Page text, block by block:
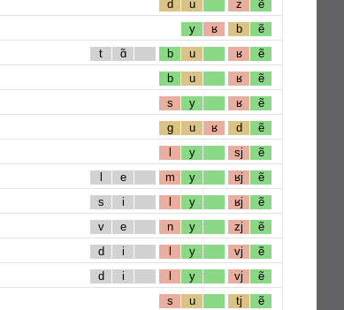
d u z ẽ
y ʁ b ẽ
t ɑ̃ b u ʁ ẽ
b u ʁ ẽ
s y ʁ ẽ
g u ʁ d ẽ
l y sj ẽ
l e m y ʁj ẽ
s i l y ʁj ẽ
v e n y zj ẽ
d i l y vj ẽ
d i l y vj ẽ
s u tj ẽ